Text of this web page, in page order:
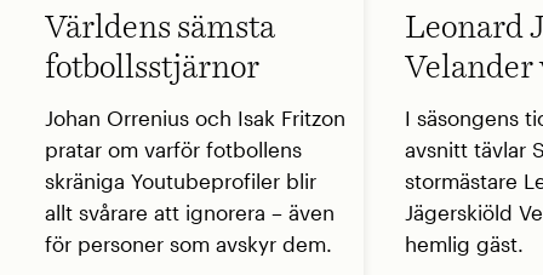
Världens sämsta
fotbollsstjärnor
Johan Orrenius och Isak Fritzon
pratar om varför fotbollens
skräniga Youtubeprofiler blir
allt svårare att ignorera – även
för personer som avskyr dem.
Leonard
Velander
I säsongens
avsnitt tävlar
stormästare
Jägerskiöld
hemlig gäst.